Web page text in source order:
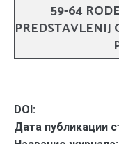
59-64
DOI:
Дата публикации